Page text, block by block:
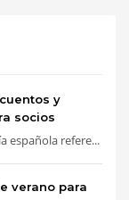
y
socios
española refere...
verano para